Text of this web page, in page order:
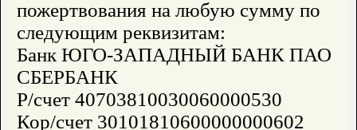
пожертвования на любую сумму по
следующим реквизитам:
Банк ЮГО-ЗАПАДНЫЙ БАНК ПАО
СБЕРБАНК
Р/счет 40703810030060000530
Кор/счет 30101810600000000602